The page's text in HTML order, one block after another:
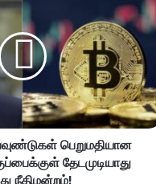
பெறுமதியான
தேடமுடியாது